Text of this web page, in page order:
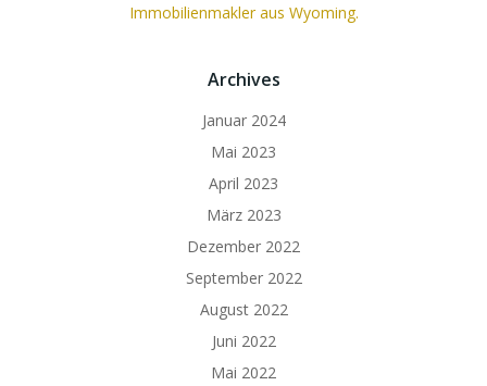
Immobilienmakler aus Wyoming.
Archives
Januar 2024
Mai 2023
April 2023
März 2023
Dezember 2022
September 2022
August 2022
Juni 2022
Mai 2022